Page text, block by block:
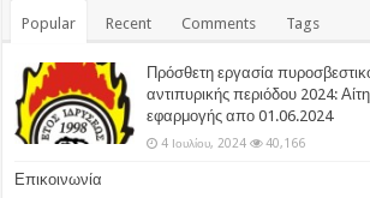
Popular Recent Comments Tags
Πρόσθετη εργασία
αντιπυρικής περιόδου 2024:
εφαρμογής απο 01.06.2024
4 Ιουλίου, 2024 40,166
Επικοινωνία